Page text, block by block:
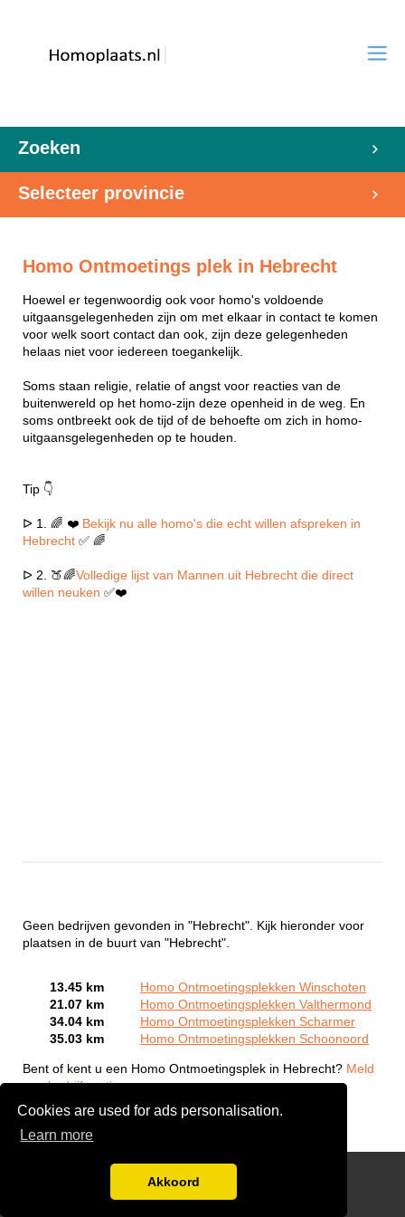
Cookies are used for ads personalisation.
Learn more
Akkoord
Zoeken
Selecteer provincie
Homo Ontmoetings plek in Hebrecht
Hoewel er tegenwoordig ook voor homo's voldoende
uitgaansgelegenheden zijn om met elkaar in contact te komen
voor welk soort contact dan ook, zijn deze gelegenheden
helaas niet voor iedereen toegankelijk.
Soms staan religie, relatie of angst voor reacties van de
buitenwereld op het homo-zijn deze openheid in de weg. En
soms ontbreekt ook de tijd of de behoefte om zich in homo-
uitgaansgelegenheden op te houden.
Tip 👇
ᐅ 1. 🌈 ❤️ Bekijk nu alle homo's die echt willen afspreken in
Hebrecht ✅ 🌈
ᐅ 2. 🍑🌈Volledige lijst van Mannen uit Hebrecht die direct
willen neuken ✅❤️
Geen bedrijven gevonden in "Hebrecht". Kijk hieronder voor
plaatsen in de buurt van "Hebrecht".
13.45 km
Homo Ontmoetingsplekken Winschoten
21.07 km
Homo Ontmoetingsplekken Valthermond
34.04 km
Homo Ontmoetingsplekken Scharmer
35.03 km
Homo Ontmoetingsplekken Schoonoord
Bent of kent u een Homo Ontmoetingsplek in Hebrecht? Meld
een bedrijf gratis aan